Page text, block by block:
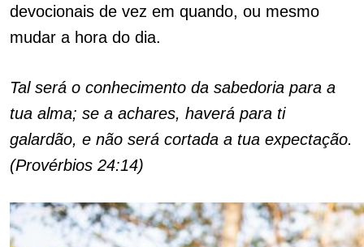
devocionais de vez em quando, ou mesmo
mudar a hora do dia.
Tal será o conhecimento da sabedoria para a
tua alma; se a achares, haverá para ti
galardão, e não será cortada a tua expectação.
(Provérbios 24:14)